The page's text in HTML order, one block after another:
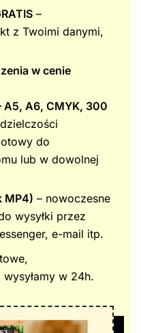
–
z Twoimi danymi,
w cenie
A5, A6, CMYK, 300
do
lub w dowolnej
MP4) – nowoczesne
wysyłki przez
e-mail itp.
w 24h.